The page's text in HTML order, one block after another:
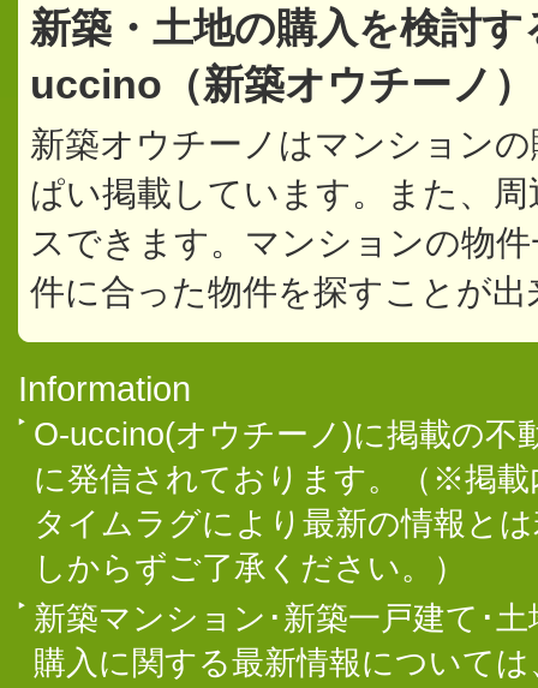
新築・土地の購入を検討
uccino（新築オウチーノ
新築オウチーノはマンション
ぱい掲載しています。また、
スできます。マンションの物
件に合った物件を探すことが出
Information
O-uccino(オウチーノ)に掲載の不
に発信されております。（※掲
タイムラグにより最新の情報と
しからずご了承ください。）
新築マンション･新築一戸建て･
購入に関する最新情報について